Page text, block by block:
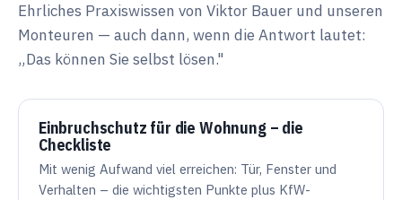
Ehrliches Praxiswissen von Viktor Bauer und unseren
Monteuren — auch dann, wenn die Antwort lautet:
„Das können Sie selbst lösen."
Einbruchschutz für die Wohnung – die
Checkliste
Mit wenig Aufwand viel erreichen: Tür, Fenster und
Verhalten – die wichtigsten Punkte plus KfW-